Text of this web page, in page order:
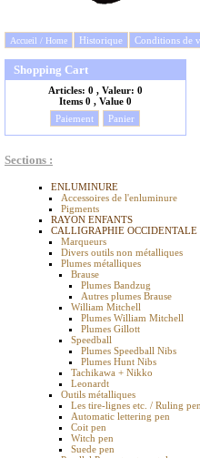
Accueil / Home Historique Conditions de
Shopping Cart
Articles: 0 , Valeur: 0
Items 0 , Value 0
Paiement
Panier
Sections :
ENLUMINURE
Accessoires de l'enluminure
Pigments
RAYON ENFANTS
CALLIGRAPHIE OCCIDENTALE
Marqueurs
Divers outils non métalliques
Plumes métalliques
Brause
Plumes Bandzug
Autres plumes Brause
William Mitchell
Plumes William Mitchell
Plumes Gillott
Speedball
Plumes Speedball Nibs
Plumes Hunt Nibs
Tachikawa + Nikko
Leonardt
Outils métalliques
Les tire-lignes etc. / Ruling
Automatic lettering pen
Coit pen
Witch pen
Suede pen